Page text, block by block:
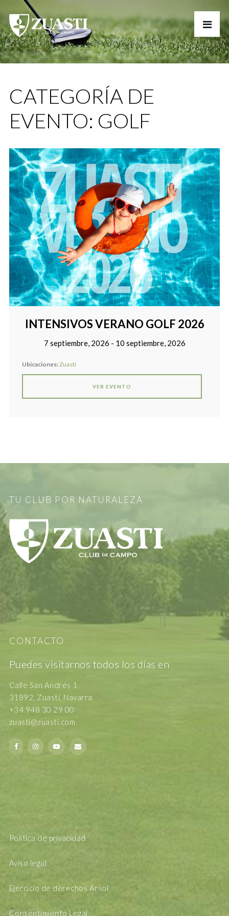
CATEGORÍA DE
EVENTO: GOLF
INTENSIVOS VERANO GOLF 2026
7 septiembre, 2026 - 10 septiembre, 2026
Ubicaciones:Zuasti
VER EVENTO
TU CLUB POR NATURALEZA
CONTACTO
Puedes visitarnos todos los días en
Calle San Andrés 1
31892, Zuasti, Navarra
+34 948 30 29 00
zuasti@zuasti.com
Política de privacidad
Aviso legal
Ejercicio de derechos Arsol
Consentimiento Legal